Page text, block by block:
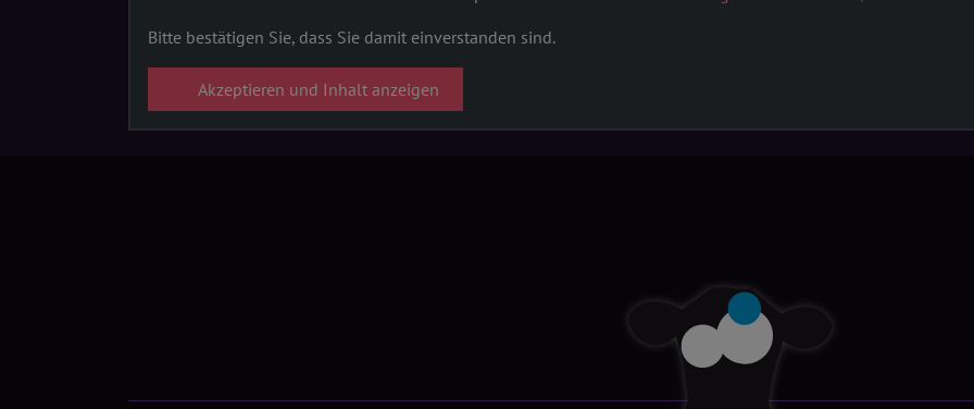
Bitte bestätigen Sie, dass Sie damit einverstanden sind.
Akzeptieren und Inhalt anzeigen